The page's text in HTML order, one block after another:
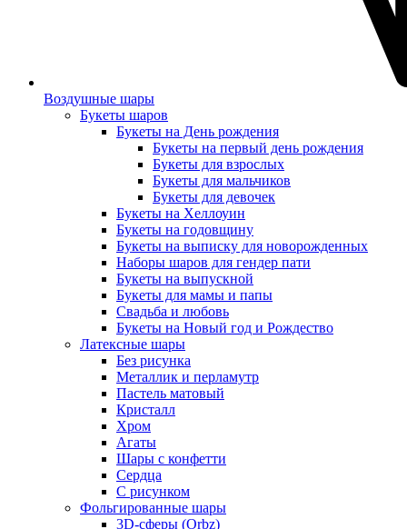
Воздушные шары
Букеты шаров
Букеты на День рождения
Букеты на первый день рождения
Букеты для взрослых
Букеты для мальчиков
Букеты для девочек
Букеты на Хеллоуин
Букеты на годовщину
Букеты на выписку для новорожденных
Наборы шаров для гендер пати
Букеты на выпускной
Букеты для мамы и папы
Свадьба и любовь
Букеты на Новый год и Рождество
Латексные шары
Без рисунка
Металлик и перламутр
Пастель матовый
Кристалл
Хром
Агаты
Шары с конфетти
Сердца
С рисунком
Фольгированные шары
3D-сферы (Orbz)